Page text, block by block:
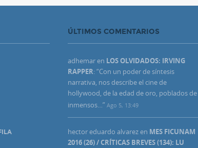
ÚLTIMOS COMENTARIOS
adhemaren LOS OLVIDADOS: IRVING
RAPPER: “Con un poder de síntesis
narrativa, nos describe el cine de
hollywood, de la edad de oro, poblados de
inmensos…” Ago 5, 13:49
hector eduardo alvarezen MES FICUNAM
2016 (26) / CRÍTICAS BREVES (134): LU